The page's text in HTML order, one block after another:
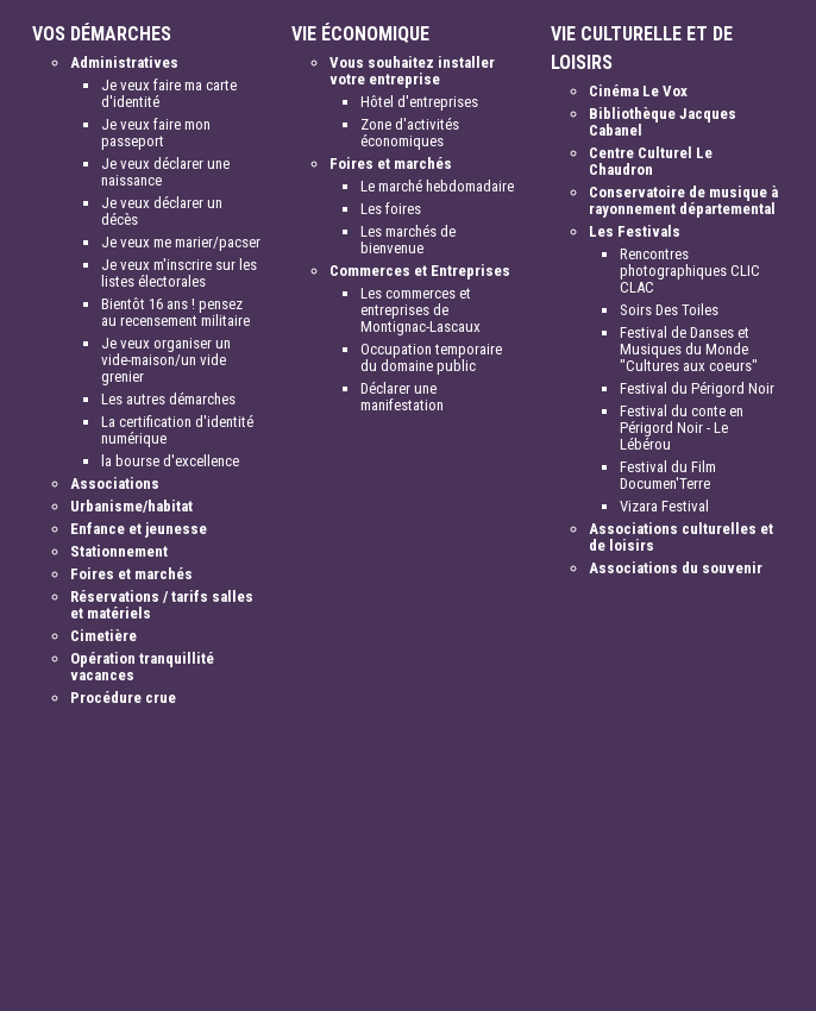
VOS DÉMARCHES
Administratives
Je veux faire ma carte
d'identité
Je veux faire mon
passeport
Je veux déclarer une
naissance
Je veux déclarer un
décès
Je veux me marier/pacser
Je veux m'inscrire sur les
listes électorales
Bientôt 16 ans ! pensez
au recensement militaire
Je veux organiser un
vide-maison/un vide
grenier
Les autres démarches
La certification d'identité
numérique
la bourse d'excellence
Associations
Urbanisme/habitat
Enfance et jeunesse
Stationnement
Foires et marchés
Réservations / tarifs salles
et matériels
Cimetière
Opération tranquillité
vacances
Procédure crue
VIE ÉCONOMIQUE
Vous souhaitez installer
votre entreprise
Hôtel d'entreprises
Zone d'activités
économiques
Foires et marchés
Le marché hebdomadaire
Les foires
Les marchés de
bienvenue
Commerces et Entreprises
Les commerces et
entreprises de
Montignac-Lascaux
Occupation temporaire
du domaine public
Déclarer une
manifestation
VIE CULTURELLE ET DE
LOISIRS
Cinéma Le Vox
Bibliothèque Jacques
Cabanel
Centre Culturel Le
Chaudron
Conservatoire de musique à
rayonnement départemental
Les Festivals
Rencontres
photographiques CLIC
CLAC
Soirs Des Toiles
Festival de Danses et
Musiques du Monde
"Cultures aux coeurs"
Festival du Périgord Noir
Festival du conte en
Périgord Noir - Le
Lébérou
Festival du Film
Documen'Terre
Vizara Festival
Associations culturelles et
de loisirs
Associations du souvenir